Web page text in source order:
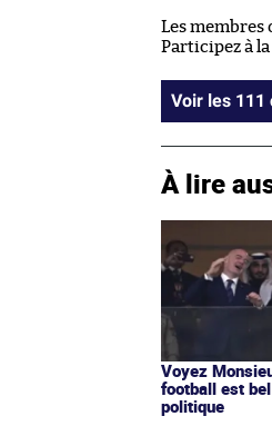
Les membres
Participez à
À lire
Voyez
football est
politique